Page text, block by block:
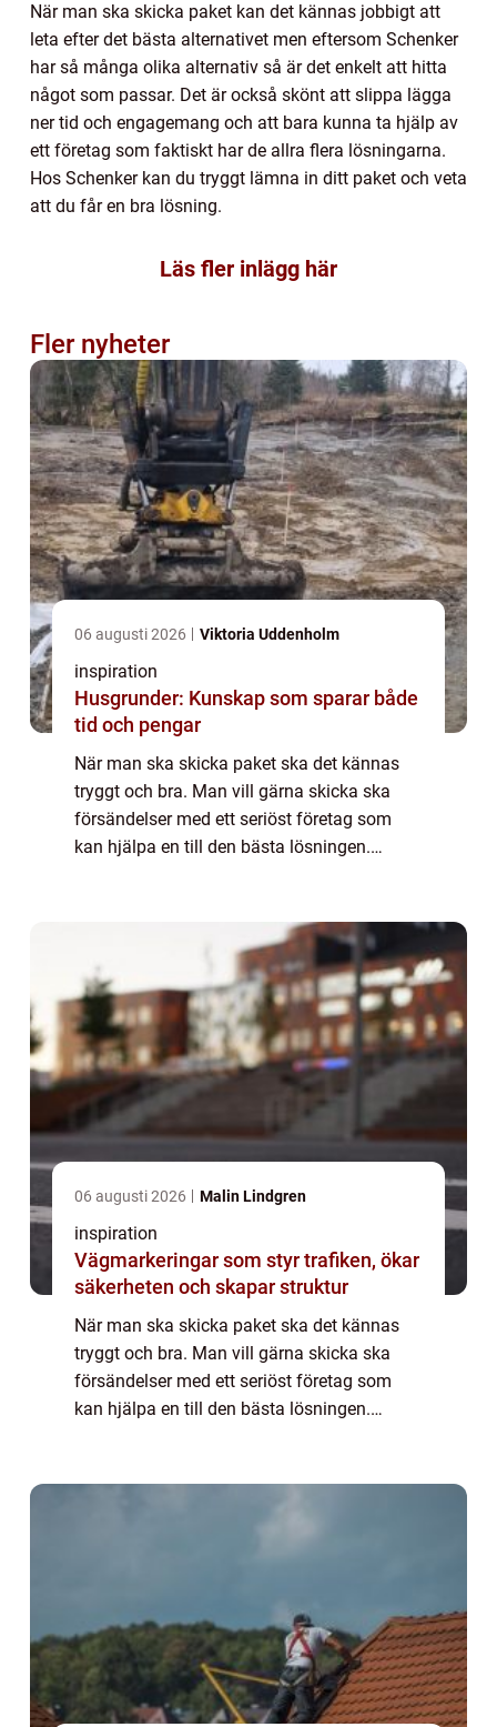
När man ska skicka paket kan det kännas jobbigt att
leta efter det bästa alternativet men eftersom Schenker
har så många olika alternativ så är det enkelt att hitta
något som passar. Det är också skönt att slippa lägga
ner tid och engagemang och att bara kunna ta hjälp av
ett företag som faktiskt har de allra flera lösningarna.
Hos Schenker kan du tryggt lämna in ditt paket och veta
att du får en bra lösning.
Läs fler inlägg här
Fler nyheter
06 augusti 2026 Viktoria Uddenholm
inspiration
Husgrunder: Kunskap som sparar både
tid och pengar
När man ska skicka paket ska det kännas
tryggt och bra. Man vill gärna skicka ska
försändelser med ett seriöst företag som
kan hjälpa en till den bästa lösningen.
06 augusti 2026 Malin Lindgren
inspiration
Vägmarkeringar som styr trafiken, ökar
säkerheten och skapar struktur
När man ska skicka paket ska det kännas
tryggt och bra. Man vill gärna skicka ska
försändelser med ett seriöst företag som
kan hjälpa en till den bästa lösningen.